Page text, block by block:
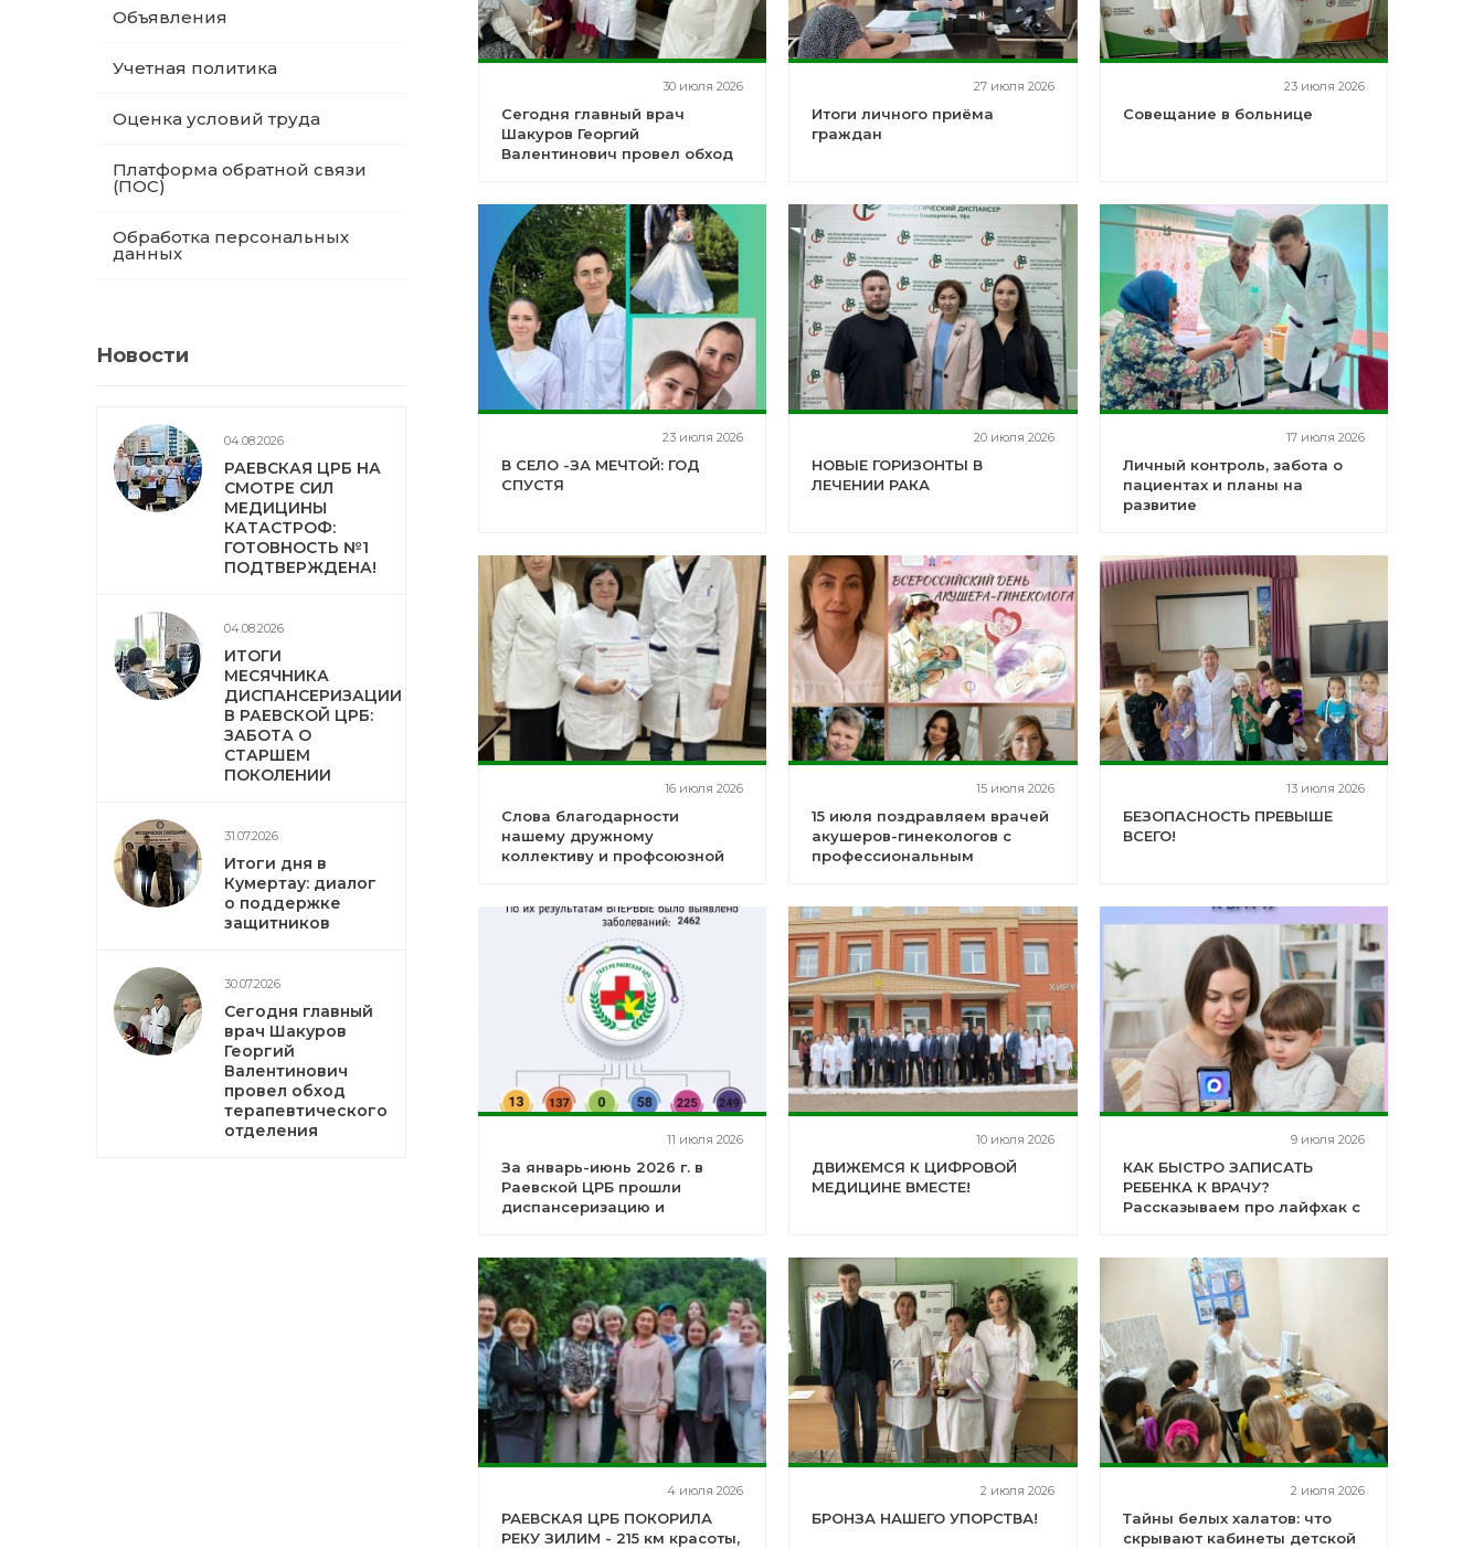
Объявления
Учетная политика
Оценка условий труда
Платформа обратной связи
(ПОС)
Обработка персональных
данных
Новости
04.08.2026
РАЕВСКАЯ ЦРБ НА
СМОТРЕ СИЛ
МЕДИЦИНЫ
КАТАСТРОФ:
ГОТОВНОСТЬ №1
ПОДТВЕРЖДЕНА!
04.08.2026
ИТОГИ
МЕСЯЧНИКА
ДИСПАНСЕРИЗАЦИИ
В РАЕВСКОЙ ЦРБ:
ЗАБОТА О
СТАРШЕМ
ПОКОЛЕНИИ
31.07.2026
Итоги дня в
Кумертау: диалог
о поддержке
защитников
30.07.2026
Сегодня главный
врач Шакуров
Георгий
Валентинович
провел обход
терапевтического
отделения
30 июля 2026
Сегодня главный врач
Шакуров Георгий
Валентинович провел обход
27 июля 2026
Итоги личного приёма
граждан
23 июля 2026
Совещание в больнице
23 июля 2026
В СЕЛО -ЗА МЕЧТОЙ: ГОД
СПУСТЯ
20 июля 2026
НОВЫЕ ГОРИЗОНТЫ В
ЛЕЧЕНИИ РАКА
17 июля 2026
Личный контроль, забота о
пациентах и планы на
развитие
16 июля 2026
Слова благодарности
нашему дружному
коллективу и профсоюзной
15 июля 2026
15 июля поздравляем врачей
акушеров-гинекологов с
профессиональным
13 июля 2026
БЕЗОПАСНОСТЬ ПРЕВЫШЕ
ВСЕГО!
11 июля 2026
За январь-июнь 2026 г. в
Раевской ЦРБ прошли
диспансеризацию и
района
10 июля 2026
ДВИЖЕМСЯ К ЦИФРОВОЙ
МЕДИЦИНЕ ВМЕСТЕ!
9 июля 2026
КАК БЫСТРО ЗАПИСАТЬ
РЕБЕНКА К ВРАЧУ?
Рассказываем про лайфхак с
4 июля 2026
РАЕВСКАЯ ЦРБ ПОКОРИЛА
РЕКУ ЗИЛИМ - 215 км красоты,
2 июля 2026
БРОНЗА НАШЕГО УПОРСТВА!
2 июля 2026
Тайны белых халатов: что
скрывают кабинеты детской